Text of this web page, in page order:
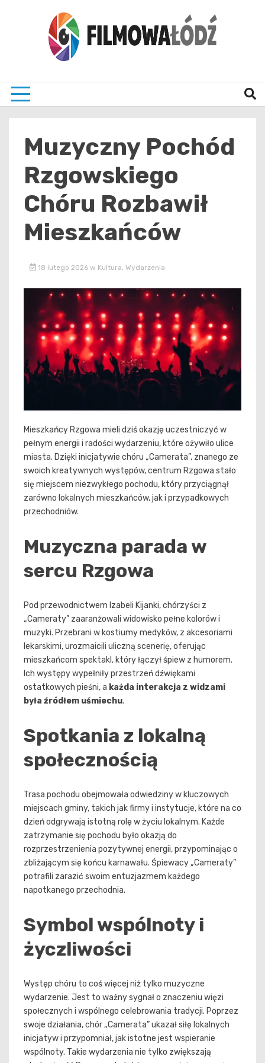
Muzyczny Pochód
Rzgowskiego
Chóru Rozbawił
Mieszkańców
18 lutego 2026 w Kultura Wydarzenia
Mieszkańcy Rzgowa mieli dziś okazję uczestniczyć w
pełnym energii i radości wydarzeniu, które ożywiło ulice
miasta. Dzięki inicjatywie chóru „Camerata”, znanego ze
swoich kreatywnych występów, centrum Rzgowa stało
się miejscem niezwykłego pochodu, który przyciągnął
zarówno lokalnych mieszkańców, jak i przypadkowych
przechodniów.
Muzyczna parada w
sercu Rzgowa
Pod przewodnictwem Izabeli Kijanki, chórzyści z
„Cameraty” zaaranżowali widowisko pełne kolorów i
muzyki. Przebrani w kostiumy medyków, z akcesoriami
lekarskimi, urozmaicili uliczną scenerię, oferując
mieszkańcom spektakl, który łączył śpiew z humorem.
Ich występy wypełniły przestrzeń dźwiękami
ostatkowych pieśni, a każda interakcja z widzami
była źródłem uśmiechu.
Spotkania z lokalną
społecznością
Trasa pochodu obejmowała odwiedziny w kluczowych
miejscach gminy, takich jak firmy i instytucje, które na co
dzień odgrywają istotną rolę w życiu lokalnym. Każde
zatrzymanie się pochodu było okazją do
rozprzestrzenienia pozytywnej energii, przypominając o
zbliżającym się końcu karnawału. Śpiewacy „Cameraty”
potrafili zarazić swoim entuzjazmem każdego
napotkanego przechodnia.
Symbol wspólnoty i
życzliwości
Występ chóru to coś więcej niż tylko muzyczne
wydarzenie. Jest to ważny sygnał o znaczeniu więzi
społecznych i wspólnego celebrowania tradycji. Poprzez
swoje działania, chór „Camerata” ukazał siłę lokalnych
inicjatyw i przypomniał, jak istotne jest wspieranie
wspólnoty. Takie wydarzenia nie tylko zwiększają